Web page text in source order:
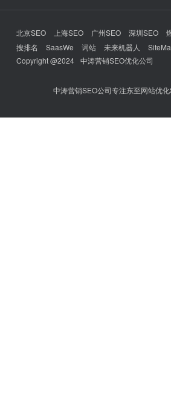
北京SEO 上海SEO 广州SEO 深圳SEO
搜排名
SaasWe 词站 未来机器人
Copyright @2024 中涛营销SEO优化公司
中涛营销SEO公司专注东至网站优